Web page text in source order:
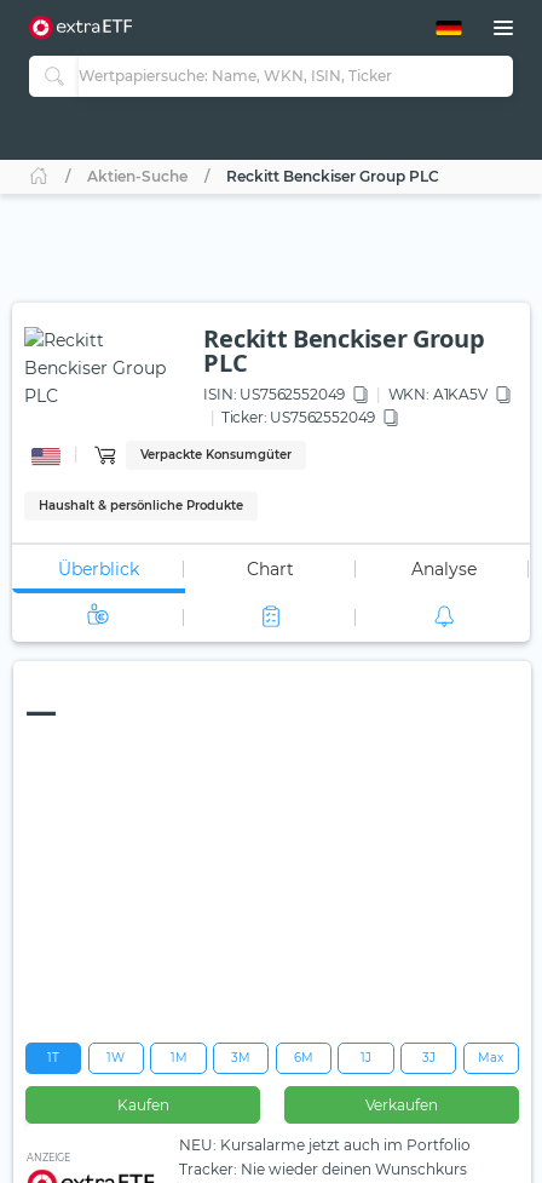
ETF-Guide 2.0
Guide Aktive ETFs
ETF-Sparpläne
Aktien-Suche Reckitt Benckiser Group PLC
Reckitt Benckiser Group
PLC
ISIN: US7562552049 WKN: A1KA5V
Ticker: US7562552049
Verpackte Konsumgüter
Haushalt & persönliche Produkte
Überblick Chart Analyse
—
1T 1W 1M 3M 6M 1J 3J Max
Kaufen Verkaufen
ANZEIGE
NEU: Kursalarme jetzt auch im Portfolio
Tracker: Nie wieder deinen Wunschkurs